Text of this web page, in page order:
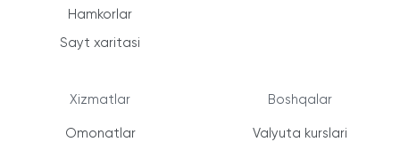
Hamkorlar
Sayt xaritasi
Xizmatlar
Omonatlar
Boshqalar
Valyuta kurslari